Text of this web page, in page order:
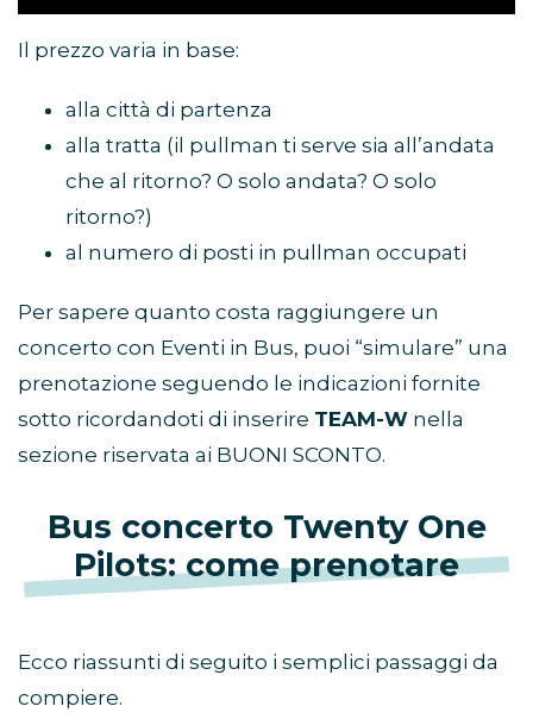
Il prezzo varia in base:
alla città di partenza
alla tratta (il pullman ti serve sia all’andata
che al ritorno? O solo andata? O solo
ritorno?)
al numero di posti in pullman occupati
Per sapere quanto costa raggiungere un
concerto con Eventi in Bus, puoi “simulare” una
prenotazione seguendo le indicazioni fornite
sotto ricordandoti di inserire TEAM-W nella
sezione riservata ai BUONI SCONTO.
Bus concerto Twenty One
Pilots: come prenotare
Ecco riassunti di seguito i semplici passaggi da
compiere.